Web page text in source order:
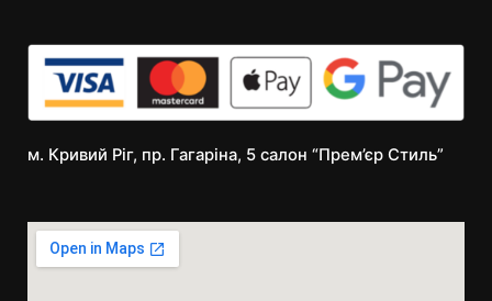
м. Кривий Ріг, пр. Гагаріна, 5 салон “Прем’єр Стиль”